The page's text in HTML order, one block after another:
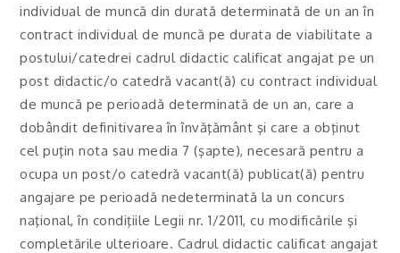
individual de muncă din durată determinată de un an în
contract individual de muncă pe durata de viabilitate a
postului/catedrei cadrul didactic calificat angajat pe un
post didactic/o catedră vacant(ă) cu contract individual
de muncă pe perioadă determinată de un an, care a
dobândit definitivarea în învăţământ şi care a obţinut
cel puţin nota sau media 7 (şapte), necesară pentru a
ocupa un post/o catedră vacant(ă) publicat(ă) pentru
angajare pe perioadă nedeterminată la un concurs
naţional, în condiţiile Legii nr. 1/2011, cu modificările şi
completările ulterioare. Cadrul didactic calificat angajat